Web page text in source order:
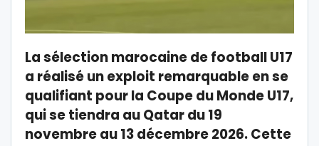
La sélection marocaine de football U17
a réalisé un exploit remarquable en se
qualifiant pour la Coupe du Monde U17,
qui se tiendra au Qatar du 19
novembre au 13 décembre 2026. Cette